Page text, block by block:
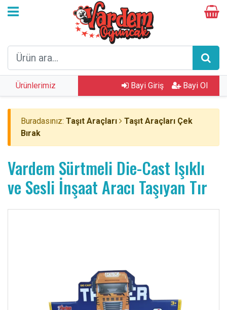
Ürünlerimiz Bayi Giriş Bayi Ol
Buradasınız: Taşıt Araçları
Taşıt Araçları Çek
Bırak
Vardem Sürtmeli Die-Cast Işıklı
ve Sesli İnşaat Aracı Taşıyan Tır